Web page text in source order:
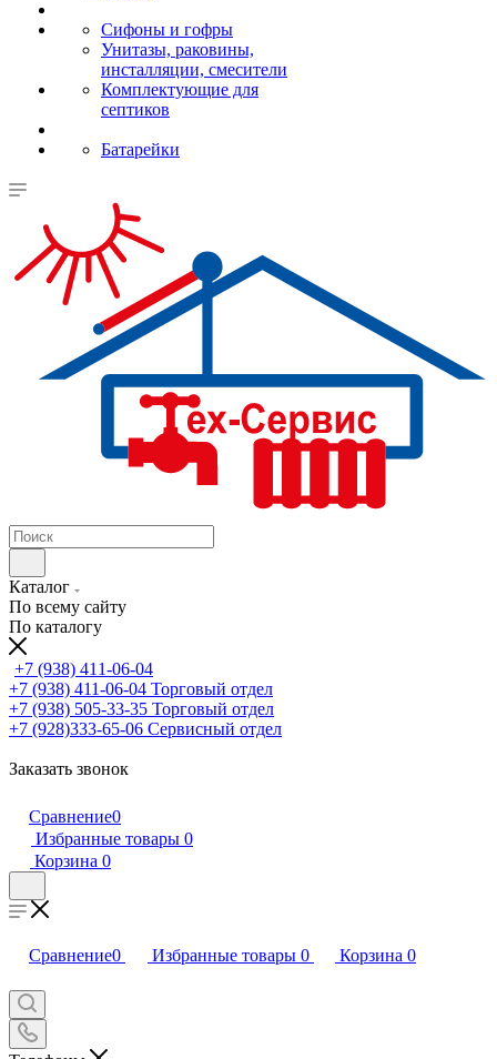
Сифоны и гофры
Унитазы, раковины,
инсталляции, смесители
Комплектующие для
септиков
Батарейки
Каталог
По всему сайту
По каталогу
+7 (938) 411-06-04
+7 (938) 411-06-04 Торговый отдел
+7 (938) 505-33-35 Торговый отдел
+7 (928)333-65-06 Сервисный отдел
Заказать звонок
Сравнение0
Избранные товары 0
Корзина 0
Сравнение0 Избранные товары 0 Корзина 0